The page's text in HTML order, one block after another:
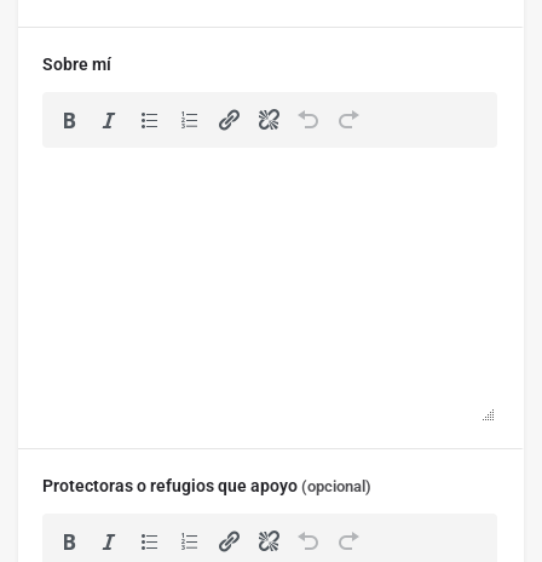
Sobre mí
Protectoras o refugios que apoyo (opcional)